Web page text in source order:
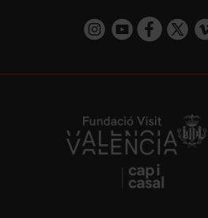
https://https://https://
https://